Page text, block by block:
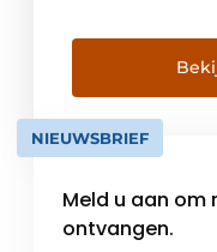
nog altijd
allereerste
Uitvindingen
in-één kranen
NIEUWSBRIEF
Meld u aan om
ontvangen.